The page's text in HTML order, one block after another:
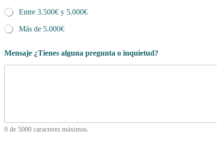
Entre 3.500€ y 5.000€
Más de 5.000€
Mensaje ¿Tienes alguna pregunta o inquietud?
0 de 5000 caracteres máximos.